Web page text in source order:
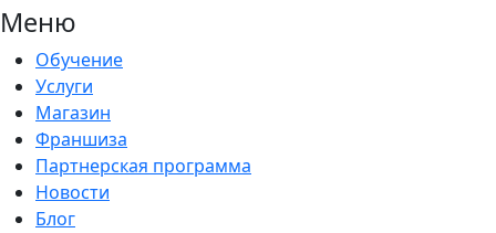
Меню
Обучение
Услуги
Магазин
Франшиза
Партнерская программа
Новости
Блог